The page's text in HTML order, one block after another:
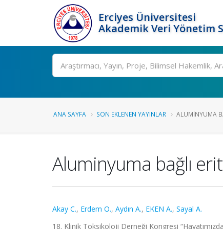
Erciyes Üniversitesi
Akademik Veri Yönetim
Ara
ANA SAYFA SON EKLENEN YAYINLAR ALUMINYUMA
Aluminyuma bağlı
Akay C., Erdem O., Aydın A., EKEN A., Sayal A.
18. Klinik Toksikoloji Derneği Kongresi